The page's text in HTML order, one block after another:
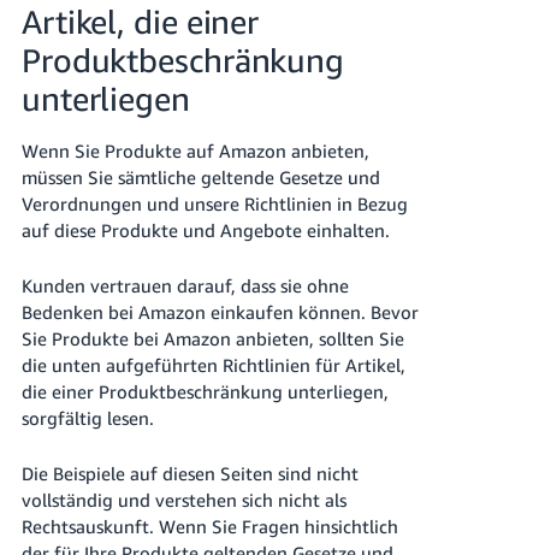
- TR
Deutsch
- DE
Español
- ES
Français
Italiano
- IT
日
本
語
-
JP
Anmelden
Registrieren
Artikel, die einer
Produktbeschränkung
unterliegen
Wenn Sie Produkte auf Amazon anbieten,
müssen Sie sämtliche geltende Gesetze und
Verordnungen und unsere Richtlinien in Bezug
auf diese Produkte und Angebote einhalten.
Kunden vertrauen darauf, dass sie ohne
Bedenken bei Amazon einkaufen können. Bevor
Sie Produkte bei Amazon anbieten, sollten Sie
die unten aufgeführten Richtlinien für Artikel,
die einer Produktbeschränkung unterliegen,
sorgfältig lesen.
Die Beispiele auf diesen Seiten sind nicht
vollständig und verstehen sich nicht als
Rechtsauskunft. Wenn Sie Fragen hinsichtlich